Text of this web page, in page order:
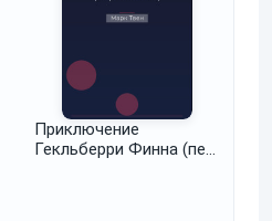
Приключение
Гекльберри Финна (пер.